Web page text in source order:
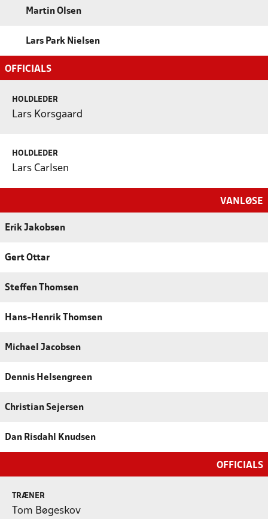
Martin Olsen
Lars Park Nielsen
OFFICIALS
HOLDLEDER
Lars Korsgaard
HOLDLEDER
Lars Carlsen
VANLØSE
Erik Jakobsen
Gert Ottar
Steffen Thomsen
Hans-Henrik Thomsen
Michael Jacobsen
Dennis Helsengreen
Christian Sejersen
Dan Risdahl Knudsen
OFFICIALS
TRÆNER
Tom Bøgeskov